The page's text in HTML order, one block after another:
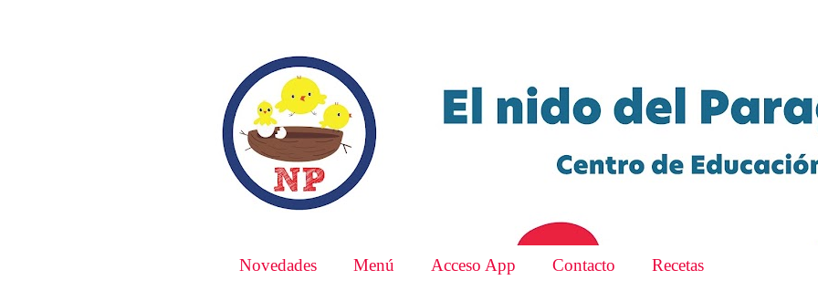
Novedades Menú Acceso App Contacto Recetas